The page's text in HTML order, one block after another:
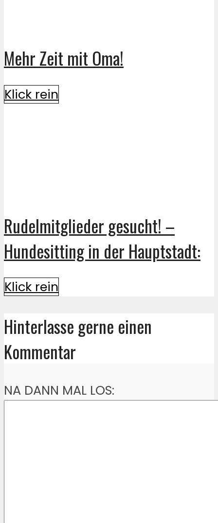
Mehr Zeit mit Oma!
Klick rein
Rudelmitglieder gesucht! –
Hundesitting in der Hauptstadt:
Klick rein
Hinterlasse gerne einen
Kommentar
NA DANN MAL LOS: